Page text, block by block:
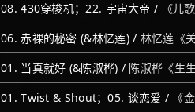
08. 430穿梭机；22. 宇宙大帝 /
《儿
06. 赤裸的秘密 (&林忆莲) / 林忆莲《
01. 当真就好 (&陈淑桦) / 陈淑桦《生
01. Twist & Shout；05. 谈恋爱 / 《